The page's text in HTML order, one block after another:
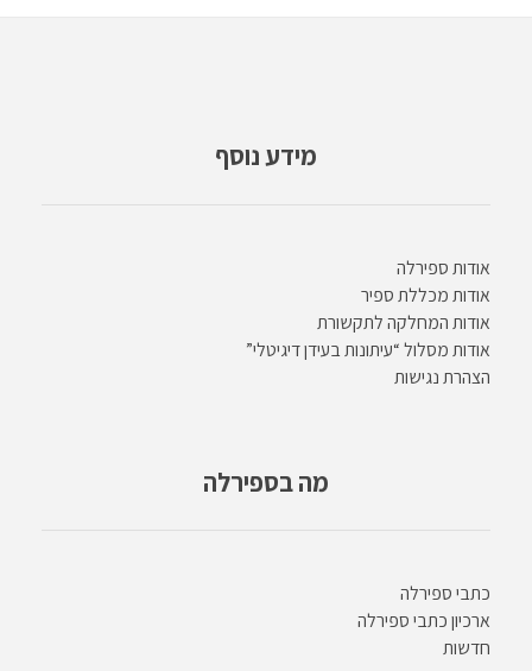
מידע נוסף
אודות ספירלה
אודות מכללת ספיר
אודות המחלקה לתקשורת
אודות מסלול “עיתונות בעידן דיגיטלי”
הצהרת נגישות
מה בספירלה
כתבי ספירלה
ארכיון כתבי ספירלה
חדשות